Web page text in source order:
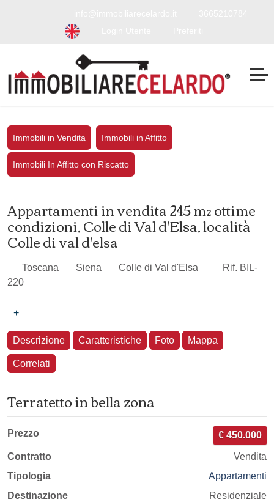
Immobili in Vendita Immobili in Affitto
Immobili In Affitto con Riscatto
Appartamenti in vendita 245 m² ottime
condizioni, Colle di Val d'Elsa, località
Colle di val d'elsa
Toscana Siena Colle di Val d'Elsa
Rif. BIL-
220
+
Descrizione Caratteristiche Foto Mappa
Correlati
Terratetto in bella zona
Prezzo € 450.000
Contratto
Vendita
Tipologia
Appartamenti
Destinazione
Residenziale